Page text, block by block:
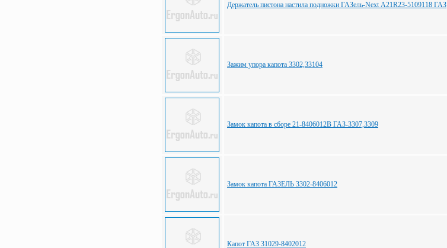
Держатель пистона настила подножки ГАЗель-Next А21R23-5109118 ГАЗ
Зажим упора капота 3302,33104
Замок капота в сборе 21-8406012В ГАЗ-3307,3309
Замок капота ГАЗЕЛЬ 3302-8406012
Капот ГАЗ 31029-8402012